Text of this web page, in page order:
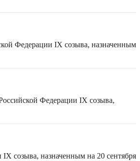
Федерации IX созыва, назначенным
Федерации IX созыва,
созыва, назначенным на 20 сентября